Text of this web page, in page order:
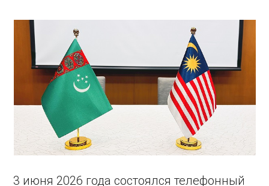
3 июня 2026 года состоялся телефонный